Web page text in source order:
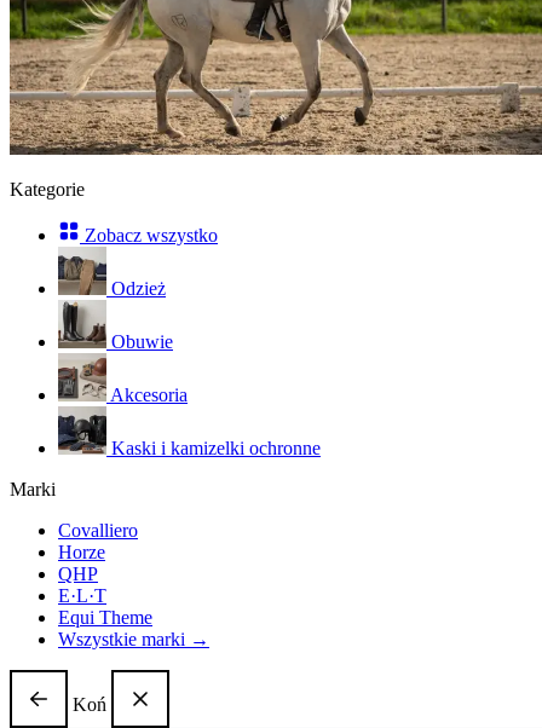
Kategorie
Zobacz wszystko
Odzież
Obuwie
Akcesoria
Kaski i kamizelki ochronne
Marki
Covalliero
Horze
QHP
E·L·T
Equi Theme
Wszystkie marki →
Koń